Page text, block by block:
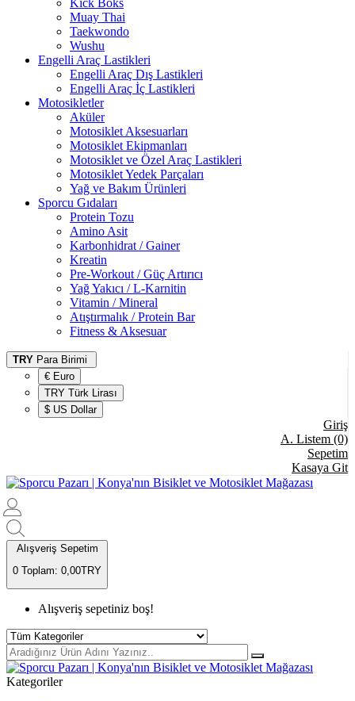
Kick Boks
Muay Thai
Taekwondo
Wushu
Engelli Araç Lastikleri
Engelli Araç Dış Lastikleri
Engelli Araç İç Lastikleri
Motosikletler
Aküler
Motosiklet Aksesuarları
Motosiklet Ekipmanları
Motosiklet ve Özel Araç Lastikleri
Motosiklet Yedek Parçaları
Yağ ve Bakım Ürünleri
Sporcu Gıdaları
Protein Tozu
Amino Asit
Karbonhidrat / Gainer
Kreatin
Pre-Workout / Güç Artırıcı
Yağ Yakıcı / L-Karnitin
Vitamin / Mineral
Atıştırmalık / Protein Bar
Fitness & Aksesuar
TRY Para Birimi
€ Euro
TRY Türk Lirası
$ US Dollar
Giriş
A. Listem (0)
Sepetim
Kasaya Git
Alışveriş Sepetim
0 Toplam: 0,00TRY
Alışveriş sepetiniz boş!
Kategoriler